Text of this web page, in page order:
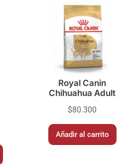
Royal Canin
Chihuahua Adult
$80.300
Añadir al carrito